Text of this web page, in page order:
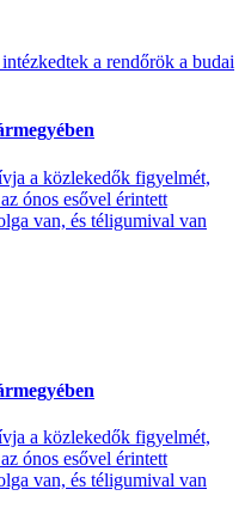
a rendőrök a budai
a közlekedők figyelmét,
ónos esővel érintett
van, és téligumival van
a közlekedők figyelmét,
ónos esővel érintett
van, és téligumival van